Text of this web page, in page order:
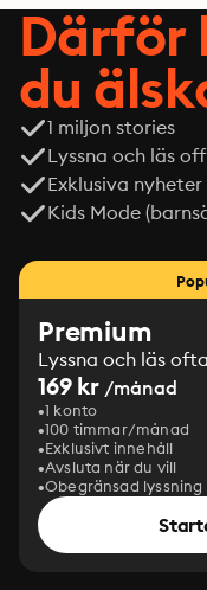
Därför
du
1 miljon stories
Lyssna och läs
Exklusiva
Kids Mode
Premium
Lyssna och läs
169 kr /månad
1 konto
100 timmar/månad
Exklusivt innehåll
Avsluta när du vill
Obegränsad